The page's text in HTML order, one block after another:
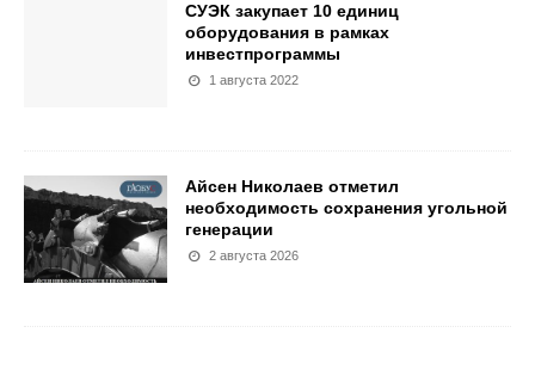
СУЭК закупает 10 единиц
оборудования в рамках
инвестпрограммы
1 августа 2022
Айсен Николаев отметил
необходимость сохранения угольной
генерации
2 августа 2026